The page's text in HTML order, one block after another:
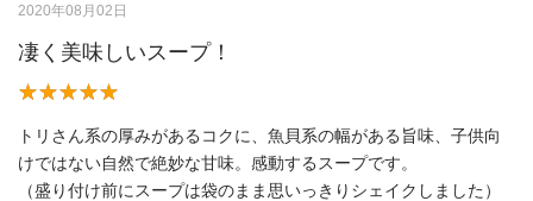
2020年08月02日
凄く美味しいスープ！
トリさん系の厚みがあるコクに、魚貝系の幅がある旨味、子供向
けではない自然で絶妙な甘味。感動するスープです。
（盛り付け前にスープは袋のまま思いっきりシェイクしました）